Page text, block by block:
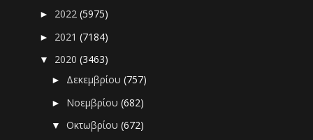
► 2022(5975)
► 2021(7184)
▼ 2020(3463)
► Δεκεμβρίου(757)
► Νοεμβρίου(682)
▼Οκτωβρίου(672)